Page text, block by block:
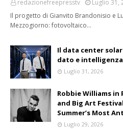
redazionefreepresstv
Luglio 31,
Il progetto di Gianvito Brandonisio e
Mezzogiorno: fotovoltaico…
Il data center
dato e
Luglio 31, 2026
Robbie Williams in
and Big Art
Summer’s Most
Luglio 29, 2026